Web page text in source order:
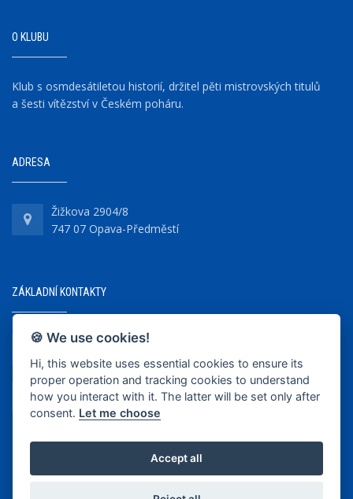
O KLUBU
Klub s osmdesátiletou historií, držitel pěti mistrovských titulů
a šesti vítězství v Českém poháru.
ADRESA
Žižkova 2904/8
747 07 Opava-Předměstí
ZÁKLADNÍ KONTAKTY
+420 737 218 679
info@bkopava.cz
www.bkopava.cz
🍪 We use cookies!
Hi, this website uses essential cookies to ensure its
proper operation and tracking cookies to understand
how you interact with it. The latter will be set only after
consent. Let me choose
Accept all